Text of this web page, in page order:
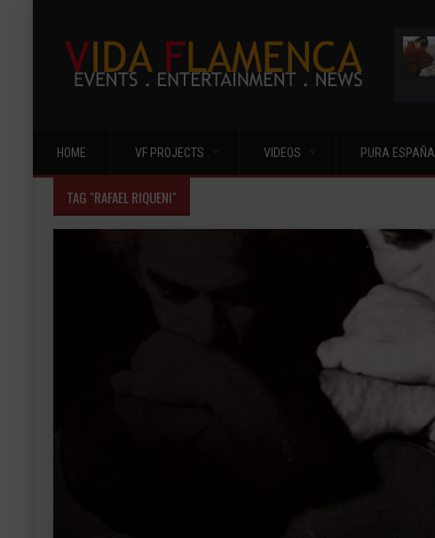
HOME VF PROJECTS VIDEOS PURA ESPAÑA
TAG "RAFAEL RIQUENI"